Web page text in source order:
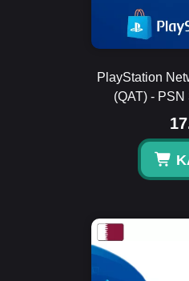
PlayStation
(QAT) -